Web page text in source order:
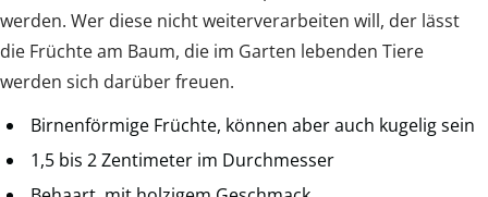
werden. Wer diese nicht weiterverarbeiten will, der lässt
die Früchte am Baum, die im Garten lebenden Tiere
werden sich darüber freuen.
Birnenförmige Früchte, können aber auch kugelig sein
1,5 bis 2 Zentimeter im Durchmesser